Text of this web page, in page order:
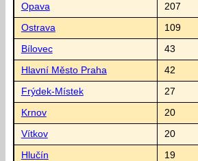
Opava 207
Ostrava 109
Bílovec 43
Hlavní Město Praha 42
Frýdek-Místek 27
Krnov 20
Vítkov 20
Hlučín 19